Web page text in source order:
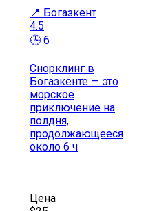
📍 Богазкент
4.5
🕒 6
Снорклинг в
Богазкенте — это
морское
приключение на
полдня,
продолжающееся
около 6 ч
Цена